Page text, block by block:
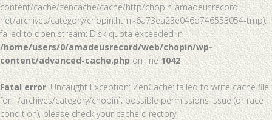
content/cache/zencache/cache/http/chopin-amadeusrecord-
net/archives/category/chopin.html-6a73ea23e046d746553054-tmp):
failed to open stream: Disk quota exceeded in
/home/users/0/amadeusrecord/web/chopin/wp-
content/advanced-cache.phpon line1042
Fatal error: Uncaught Exception: ZenCache: failed to write cache file
for: `/archives/category/chopin`; possible permissions issue (or race
condition), please check your cache directory: